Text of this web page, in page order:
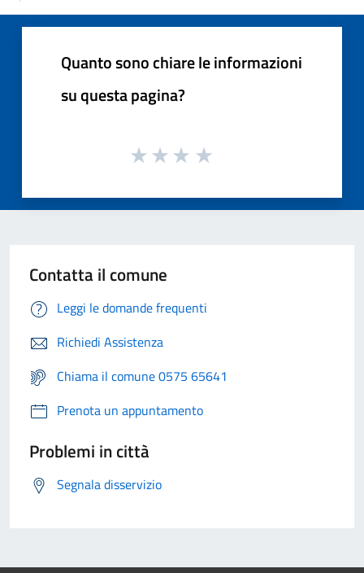
Quanto sono chiare le informazioni
su questa pagina?
Contatta il comune
Leggi le domande frequenti
Richiedi Assistenza
Chiama il comune 0575 65641
Prenota un appuntamento
Problemi in città
Segnala disservizio